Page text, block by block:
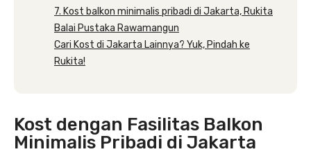
7. Kost balkon minimalis pribadi di Jakarta, Rukita
Balai Pustaka Rawamangun
Cari Kost di Jakarta Lainnya? Yuk, Pindah ke
Rukita!
Kost dengan Fasilitas Balkon
Minimalis Pribadi di Jakarta